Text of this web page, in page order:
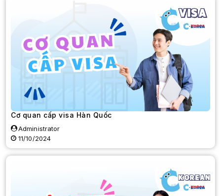
Cơ quan cấp visa Hàn Quốc
Administrator
11/10/2024